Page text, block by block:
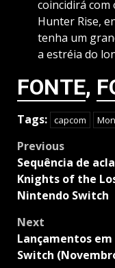
coincidirá
Hunter Rise,
tenha um
a estréia do
FONTE,
Tags: capcom
Post
navigation
Previous
Sequência de
Knights of the
Nintendo Switch
Next
Lançamentos
Switch